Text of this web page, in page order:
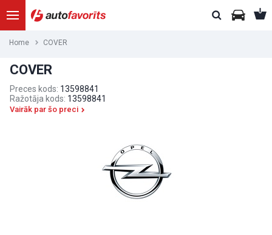
Home COVER
COVER
Preces kods: 13598841
Ražotāja kods: 13598841
Vairāk par šo preci